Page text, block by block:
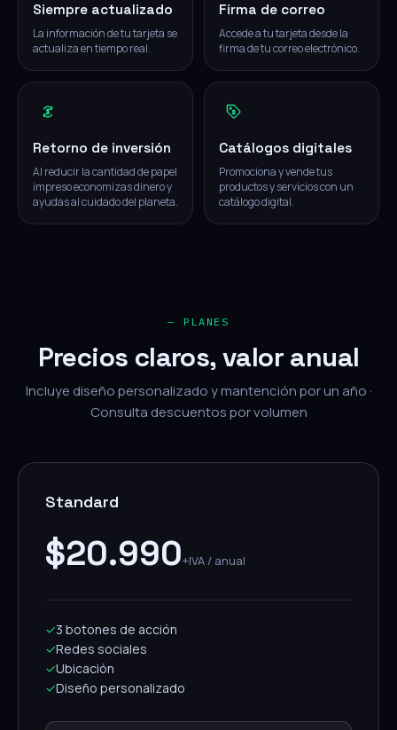
Siempre actualizado
La información de tu tarjeta se
actualiza en tiempo real.
Firma de correo
Accede a tu tarjeta desde la
firma de tu correo electrónico.
Retorno de inversión
Al reducir la cantidad de papel
impreso economizas dinero y
ayudas al cuidado del planeta.
Catálogos digitales
Promociona y vende tus
productos y servicios con un
catálogo digital.
— PLANES
Precios claros, valor anual
Incluye diseño personalizado y mantención por un año ·
Consulta descuentos por volumen
Standard
$20.990+IVA / anual
✓3 botones de acción
✓Redes sociales
✓Ubicación
✓Diseño personalizado